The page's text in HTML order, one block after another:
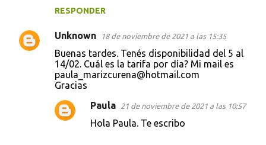
RESPONDER
Unknown 18 de noviembre de 2021 a las 15:35
Buenas tardes. Tenés disponibilidad del 5 al
14/02. Cuál es la tarifa por día? Mi mail es
paula_marizcurena@hotmail.com
Gracias
Paula 21 de noviembre de 2021 a las 10:57
Hola Paula. Te escribo